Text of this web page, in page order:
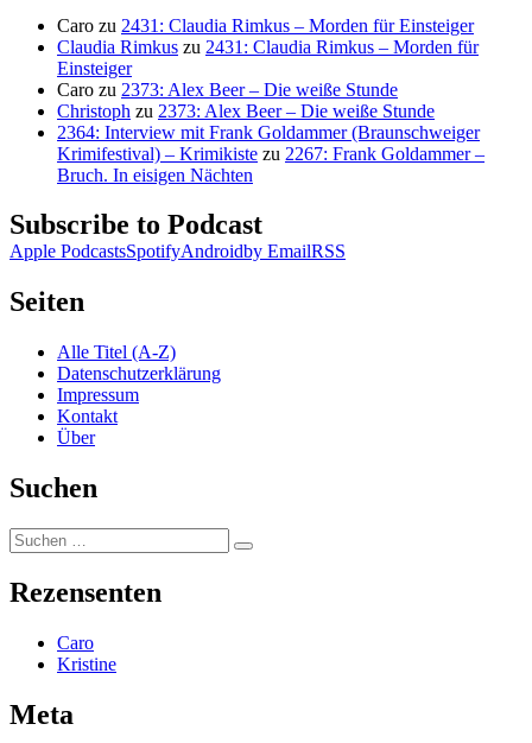
Caro zu 2431: Claudia Rimkus – Morden für Einsteiger
Claudia Rimkus zu 2431: Claudia Rimkus – Morden für
Einsteiger
Caro zu 2373: Alex Beer – Die weiße Stunde
Christoph zu 2373: Alex Beer – Die weiße Stunde
2364: Interview mit Frank Goldammer (Braunschweiger
Krimifestival) – Krimikiste zu 2267: Frank Goldammer –
Bruch. In eisigen Nächten
Subscribe to Podcast
Apple PodcastsSpotifyAndroidby EmailRSS
Seiten
Alle Titel (A-Z)
Datenschutzerklärung
Impressum
Kontakt
Über
Suchen
Suchen
nach:
Suchen
Rezensenten
Caro
Kristine
Meta